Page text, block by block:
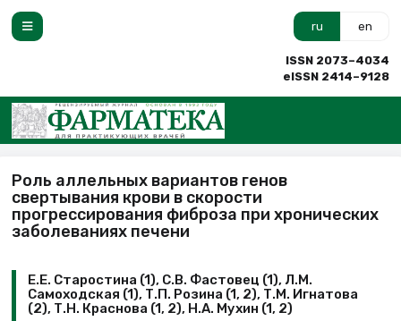
ru en
ISSN 2073–4034
eISSN 2414–9128
Роль аллельных вариантов генов
свертывания крови в скорости
прогрессирования фиброза при хронических
заболеваниях печени
Е.Е. Старостина (1), С.В. Фастовец (1), Л.М.
Самоходская (1), Т.П. Розина (1, 2), Т.М. Игнатова
(2), Т.Н. Краснова (1, 2), Н.А. Мухин (1, 2)